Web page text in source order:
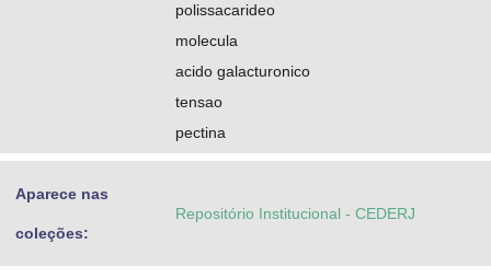
polissacarideo
molecula
acido galacturonico
tensao
pectina
Aparece nas
coleções:
Repositório Institucional - CEDERJ